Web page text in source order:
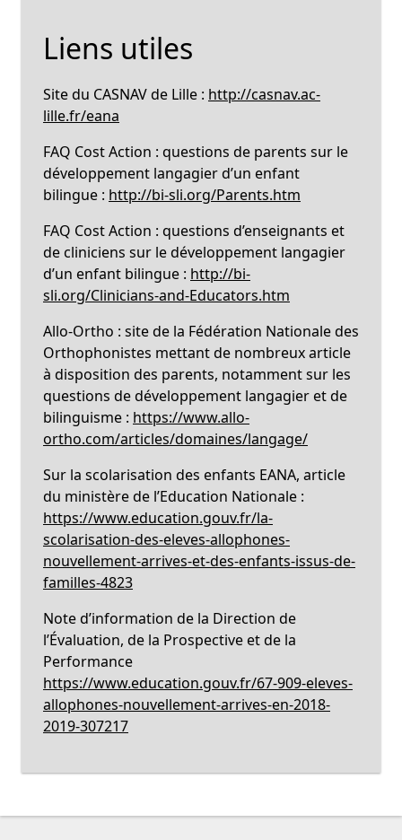
Liens utiles
Site du CASNAV de Lille : http://casnav.ac-
lille.fr/eana
FAQ Cost Action : questions de parents sur le
développement langagier d’un enfant
bilingue : http://bi-sli.org/Parents.htm
FAQ Cost Action : questions d’enseignants et
de cliniciens sur le développement langagier
d’un enfant bilingue : http://bi-
sli.org/Clinicians-and-Educators.htm
Allo-Ortho : site de la Fédération Nationale des
Orthophonistes mettant de nombreux article
à disposition des parents, notamment sur les
questions de développement langagier et de
bilinguisme : https://www.allo-
ortho.com/articles/domaines/langage/
Sur la scolarisation des enfants EANA, article
du ministère de l’Education Nationale :
https://www.education.gouv.fr/la-
scolarisation-des-eleves-allophones-
nouvellement-arrives-et-des-enfants-issus-de-
familles-4823
Note d’information de la Direction de
l’Évaluation, de la Prospective et de la
Performance
https://www.education.gouv.fr/67-909-eleves-
allophones-nouvellement-arrives-en-2018-
2019-307217